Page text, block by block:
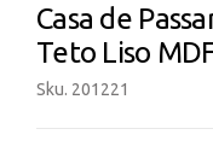
Casa de
Teto Liso
Sku. 201221